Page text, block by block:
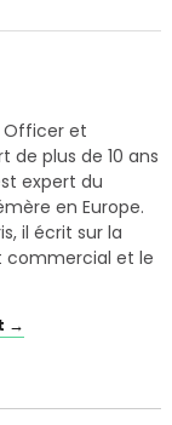
Officer et
de plus de 10 ans
expert du
en Europe.
il écrit sur la
et le
→